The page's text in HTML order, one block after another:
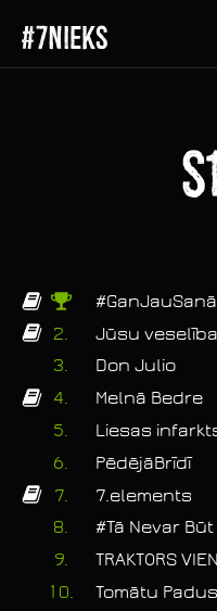
#7NIEKS
2.
3.
Don Julio
4.
Melnā Bedre
5.
Liesas
6.
PēdējāBrīdī
7.
7.elements
8.
#Tā Nevar Būt
9.
TRAKTORS
10.
Tomātu